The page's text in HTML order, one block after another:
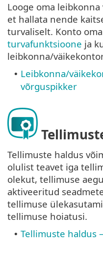
Looge oma
et hallata nende
turvaliselt. Konto
turvafunktsioone ja
leibkonna/
• Leibkonna/
võrguspikker
Tellimuste haldus
olulist teavet iga
olekut, tellimuse
aktiveeritud
tellimuse
tellimuse hoiatusi.
• Tellimuste haldus